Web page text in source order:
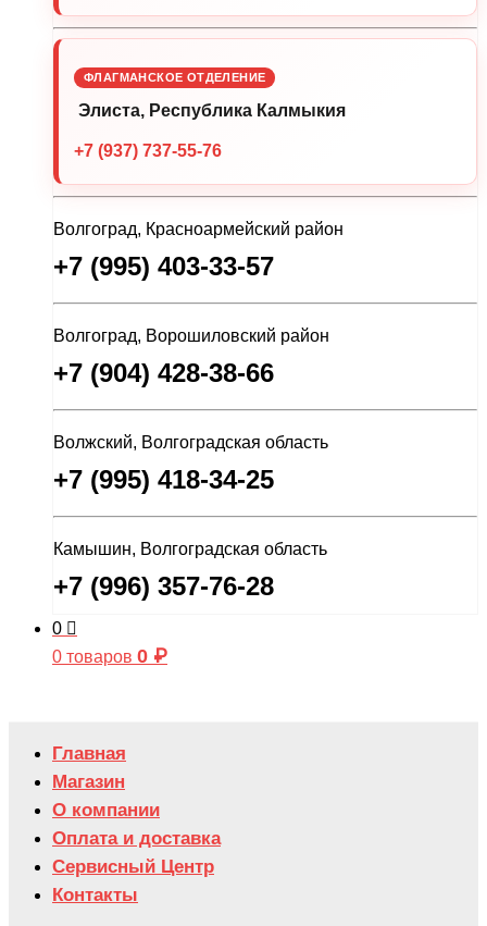
ФЛАГМАНСКОЕ ОТДЕЛЕНИЕ
Элиста, Республика Калмыкия
+7 (937) 737-55-76
Волгоград, Красноармейский район
+7 (995) 403-33-57
Волгоград, Ворошиловский район
+7 (904) 428-38-66
Волжский, Волгоградская область
+7 (995) 418-34-25
Камышин, Волгоградская область
+7 (996) 357-76-28
0
0 товаров 0 ₽
Главная
Магазин
О компании
Оплата и доставка
Сервисный Центр
Контакты